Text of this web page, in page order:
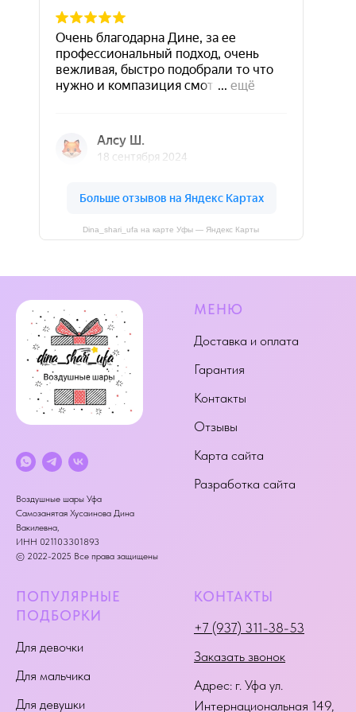
Dina_shari_ufa на карте Уфы — Яндекс Карты
Воздушные шары Уфа
Самозанятая Хусаинова Дина
Вакилевна,
ИНН 021103301893
© 2022-2025 Все права защищены
МЕНЮ
Доставка и оплата
Гарантия
Контакты
Отзывы
Карта сайта
Разработка сайта
ПОПУЛЯРНЫЕ
ПОДБОРКИ
Для девочки
Для мальчика
Для девушки
КОНТАКТЫ
+7 (937) 311-38-53
Заказать звонок
Адрес: г. Уфа ул.
Интернациональная 149,